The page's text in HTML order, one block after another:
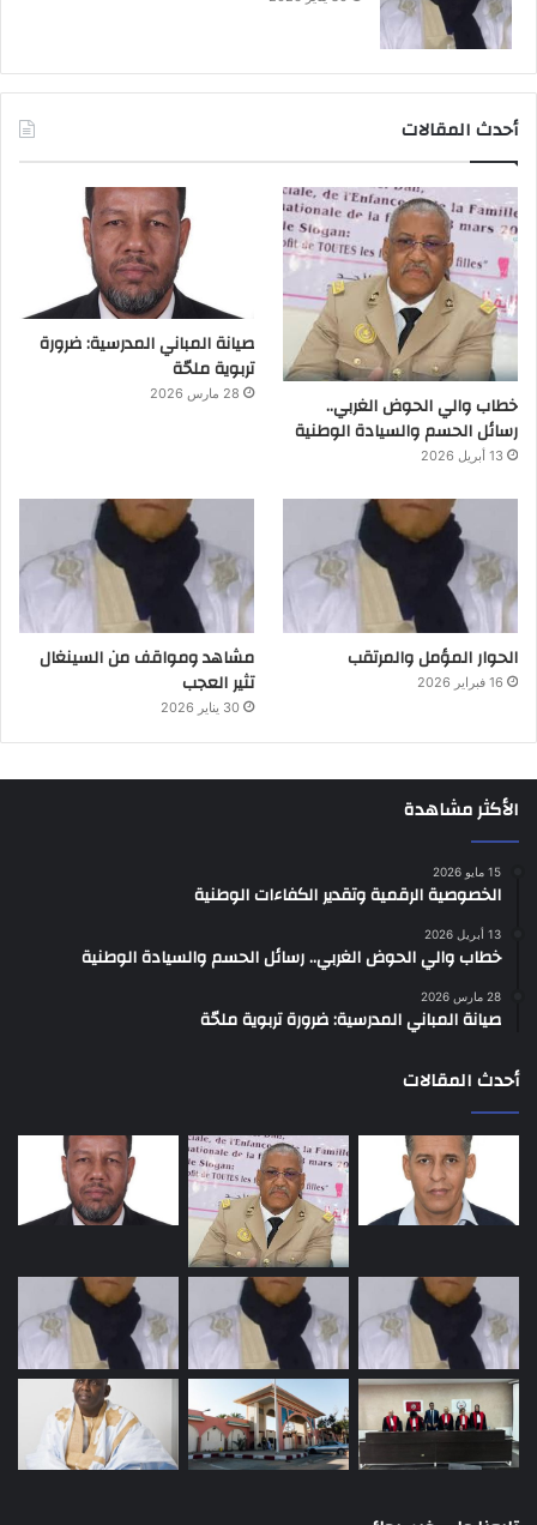
أحدث المقالات
خطاب والي الحوض الغربي..
رسائل الحسم والسيادة الوطنية
13 أبريل 2026
صيانة المباني المدرسية: ضرورة
تربوية ملحّة
28 مارس 2026
الحوار المؤمل والمرتقب
16 فبراير 2026
مشاهد ومواقف من السينغال
تثير العجب
30 يناير 2026
الأكثر مشاهدة
15 مايو 2026
الخصوصية الرقمية وتقدير الكفاءات الوطنية
13 أبريل 2026
خطاب والي الحوض الغربي.. رسائل الحسم والسيادة الوطنية
28 مارس 2026
صيانة المباني المدرسية: ضرورة تربوية ملحّة
أحدث المقالات